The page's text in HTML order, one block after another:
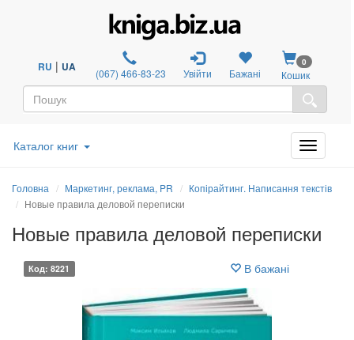
RU | UA (067) 466-83-23 Увійти Бажані
0
Кошик
Каталог книг
Головна Маркетинг, реклама, PR
Копірайтинг. Написання текстів
Новые правила деловой переписки
Новые правила деловой переписки
Код: 8221 В бажані